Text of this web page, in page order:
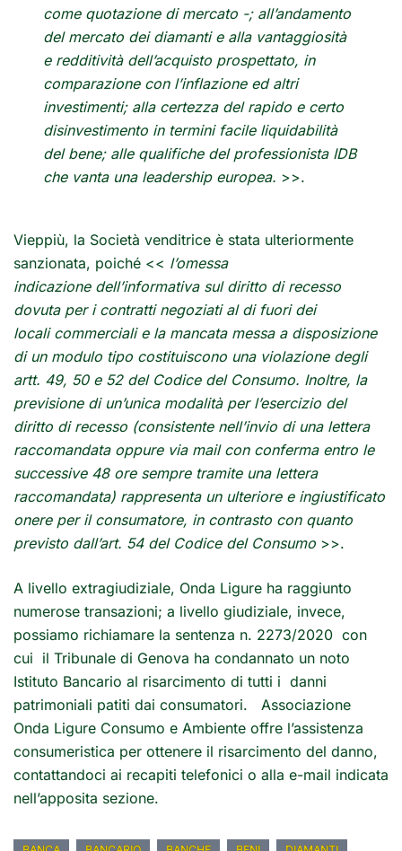
come quotazione di mercato -; all’andamento
del mercato dei diamanti e alla vantaggiosità
e redditività dell’acquisto prospettato, in
comparazione con l’inflazione ed altri
investimenti; alla certezza del rapido e certo
disinvestimento in termini facile liquidabilità
del bene; alle qualifiche del professionista IDB
che vanta una leadership europea. >>.
Vieppiù, la Società venditrice è stata ulteriormente
sanzionata, poiché << l’omessa
indicazione dell’informativa sul diritto di recesso
dovuta per i contratti negoziati al di fuori dei
locali commerciali e la mancata messa a disposizione
di un modulo tipo costituiscono una violazione degli
artt. 49, 50 e 52 del Codice del Consumo. Inoltre, la
previsione di un’unica modalità per l’esercizio del
diritto di recesso (consistente nell’invio di una lettera
raccomandata oppure via mail con conferma entro le
successive 48 ore sempre tramite una lettera
raccomandata) rappresenta un ulteriore e ingiustificato
onere per il consumatore, in contrasto con quanto
previsto dall’art. 54 del Codice del Consumo >>.
A livello extragiudiziale, Onda Ligure ha raggiunto
numerose transazioni; a livello giudiziale, invece,
possiamo richiamare la sentenza n. 2273/2020 con
cui il Tribunale di Genova ha condannato un noto
Istituto Bancario al risarcimento di tutti i danni
patrimoniali patiti dai consumatori. Associazione
Onda Ligure Consumo e Ambiente offre l’assistenza
consumeristica per ottenere il risarcimento del danno,
contattandoci ai recapiti telefonici o alla e-mail indicata
nell’apposita sezione.